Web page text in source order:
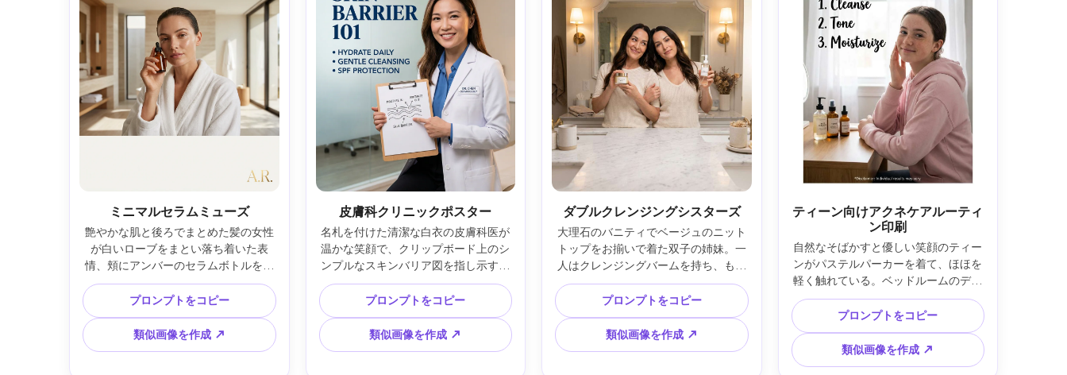
ミニマルセラムミューズ
艶やかな肌と後ろでまとめた髪の女性
が白いローブをまとい落ち着いた表
情、頬にアンバーのセラムボトルを添
えている。ミニマルなスパバスルーム
背景、柔らかな拡散自然光、Sony
A7IV 85mm f/1.4で撮影、浅い被写界
深度、中央構図とモダンセリフの見出
しや小さな成分リスト用余白付き、控
プロンプトをコピー
類似画像を作成 ↗
皮膚科クリニックポスター
名札を付けた清潔な白衣の皮膚科医が
温かな笑顔で、クリップボード上のシ
ンプルなスキンバリア図を指し示す。
すりガラスのあるクリーンなクリニッ
ク環境、ニュートラルなスタジオ照明
にソフトボックスと優しいリムライ
ト、Canon EOS R5 50mm f/2、3/4フ
レーミング、左側に太字タイトルと3
プロンプトをコピー
類似画像を作成 ↗
ダブルクレンジングシスターズ
大理石のバニティでベージュのニット
トップをお揃いで着た双子の姉妹。一
人はクレンジングバームを持ち、もう
一人はジェルクレンザーを持つ。遊び
心あるエレガントなポーズ、暖かいバ
スルーム照明と柔らかな補助光、
Nikon Z7 II 35mm f/2、ミディアムシ
ョット、左右対称構図の上に「Step
プロンプトをコピー
類似画像を作成 ↗
ティーン向けアクネケアルーティ
ン印刷
自然なそばかすと優しい笑顔のティー
ンがパステルパーカーを着て、ほほを
軽く触れている。ベッドルームのデス
クにはシンプルなスキンケアセット。
明るい窓の光と柔らかなカーテン拡
散、Fujifilm X-T5 56mm f/1.2、ポート
レート構図、親しみやすい手書き風の
タイポグラフィでルーティン手順を記
プロンプトをコピー
類似画像を作成 ↗